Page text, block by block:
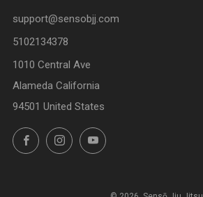
support@sensobjj.com
5102134378
1010 Central Ave
Alameda California
94501 United States
FacebookInstagramYouTube